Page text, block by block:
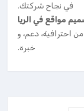
في نجاح شركتك.
مواقع في الريا
احترافية، دعم، و
خبرة.